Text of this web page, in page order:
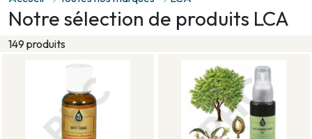
Notre sélection de produits LCA
149 produits